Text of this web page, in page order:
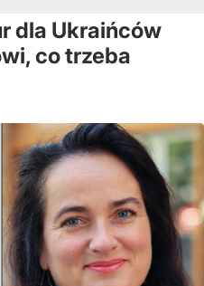
dla Ukraińców
co trzeba